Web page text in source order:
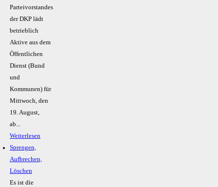
Parteivorstandes
der DKP lädt
betrieblich
Aktive aus dem
Öffentlichen
Dienst (Bund
und
Kommunen) für
Mittwoch, den
19. August,
ab...
Weiterlesen
Sprengen,
Aufbrechen,
Löschen
Es ist die